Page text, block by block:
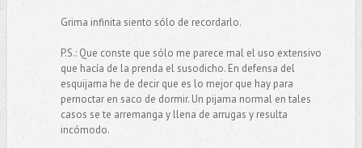
Grima infinita siento sólo de recordarlo.
P.S.: Que conste que sólo me parece mal el uso extensivo
que hacía de la prenda el susodicho. En defensa del
esquijama he de decir que es lo mejor que hay para
pernoctar en saco de dormir. Un pijama normal en tales
casos se te arremanga y llena de arrugas y resulta
incómodo.